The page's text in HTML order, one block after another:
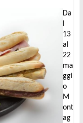
Da
l
13
al
22
ma
ggi
o
M
ont
ag